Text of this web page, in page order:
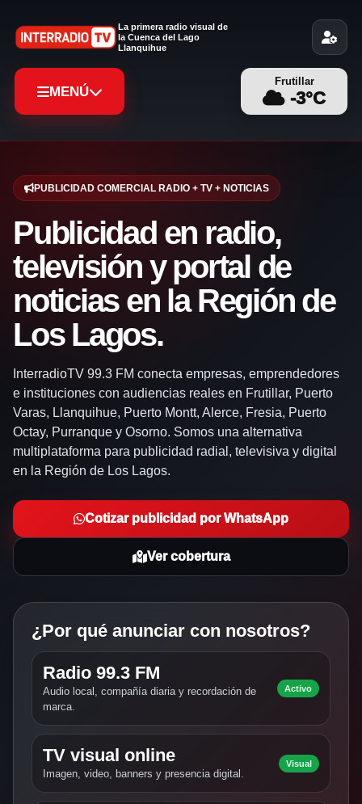
La primera radio visual de
la Cuenca del Lago
Llanquihue
Frutillar
-3°C
MENÚ
PUBLICIDAD COMERCIAL RADIO + TV + NOTICIAS
Publicidad en radio,
televisión y portal de
noticias en la Región de
Los Lagos.
InterradioTV 99.3 FM conecta empresas, emprendedores
e instituciones con audiencias reales en Frutillar, Puerto
Varas, Llanquihue, Puerto Montt, Alerce, Fresia, Puerto
Octay, Purranque y Osorno. Somos una alternativa
multiplataforma para publicidad radial, televisiva y digital
en la Región de Los Lagos.
Cotizar publicidad por WhatsApp
Ver cobertura
¿Por qué anunciar con nosotros?
Radio 99.3 FM
Audio local, compañía diaria y recordación de
marca.
Activo
TV visual online
Imagen, video, banners y presencia digital.
Visual